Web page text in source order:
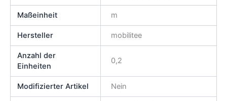
Maßeinheit m
Hersteller mobilitee
Anzahl der
Einheiten
0,2
Modifizierter Artikel Nein